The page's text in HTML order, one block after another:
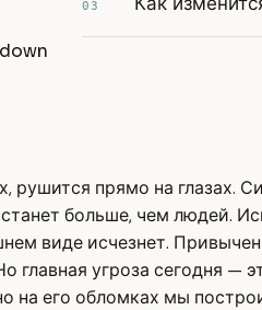
03
рушится прямо на глазах.
больше, чем людей.
виде исчезнет.
главная угроза сегодня
на его обломках мы